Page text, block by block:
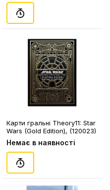
Карти гральні Theory11: Star
Wars (Gold Edition), (120023)
Немає в наявності